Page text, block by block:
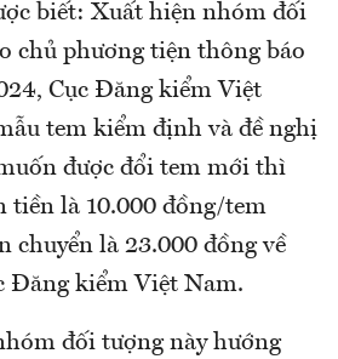
biết: Xuất hiện nhóm đối
chủ phương tiện thông báo
Cục Đăng kiểm Việt
tem kiểm định và đề nghị
được đổi tem mới thì
tiền là 10.000 đồng/tem
chuyển là 23.000 đồng về
Đăng kiểm Việt Nam.
đối tượng này hướng